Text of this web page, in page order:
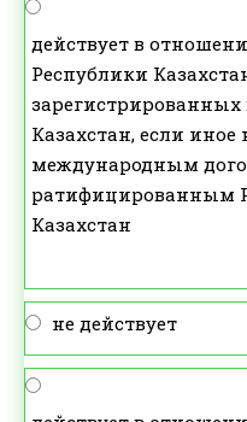
действует в
Республики
зарегистрированных
Казахстан, если
международным
ратифицированным
Казахстан
не действует